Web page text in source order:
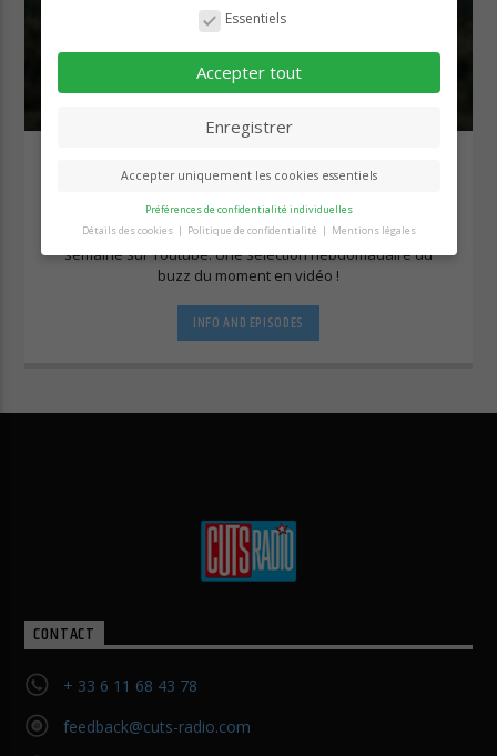
YOUTUBE CUTS
YouTube Cuts ! Le rendez-vous des tendances vidéos de la
semaine sur Youtube. Une sélection hebdomadaire du
buzz du moment en vidéo !
INFO AND EPISODES
CONTACT
+ 33 6 11 68 43 78
feedback@cuts-radio.com
Essentiels
Accepter tout
Enregistrer
Accepter uniquement les cookies essentiels
Préférences de confidentialité individuelles
Détails des cookies
Politique de confidentialité Mentions légales
Préférence de confidentialité
utilisés. Vous pouvez autoriser toutes les
catégories ou afficher les informations détaillées
et sélectionner certains cookies seulement.
Retour Accepter uniquement les cookies essentiels
Afficher les informations du cookie
Politique de confidentialité